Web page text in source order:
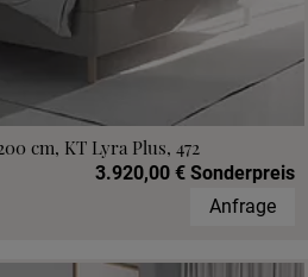
cm, KT Lyra Plus, 472
3.920,00 € Sonderpreis
Anfrage